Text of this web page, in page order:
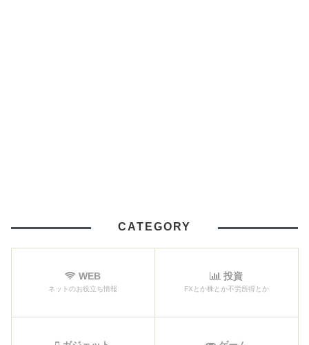
CATEGORY
WEB
ネットのお役立ち情報
投資
FXとか株とか不労所得とか